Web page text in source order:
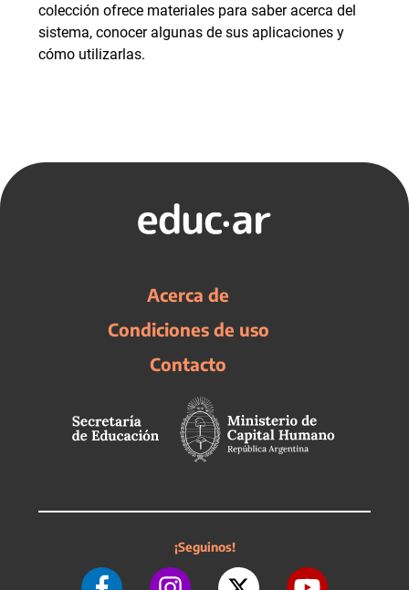
colección ofrece materiales para saber acerca del
sistema, conocer algunas de sus aplicaciones y
cómo utilizarlas.
Acerca de
Condiciones de uso
Contacto
¡Seguinos!